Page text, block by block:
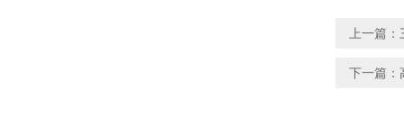
上一篇：
下一篇：